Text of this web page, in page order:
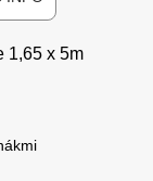
1,65 x 5m